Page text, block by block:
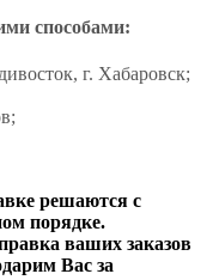
способами:
г. Хабаровск;
решаются с
порядке.
ваших заказов
Вас за